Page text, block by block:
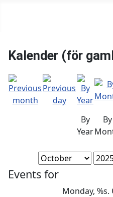
Kalender (för
By
Year
By
Events for
Monday,